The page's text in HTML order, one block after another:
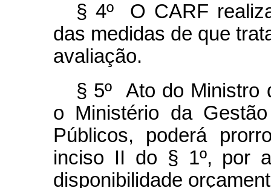
§ 4º O CARF
das medidas de que
avaliação.
§ 5º Ato do Ministro
o Ministério da
Públicos, poderá
inciso II do § 1º, por
disponibilidade